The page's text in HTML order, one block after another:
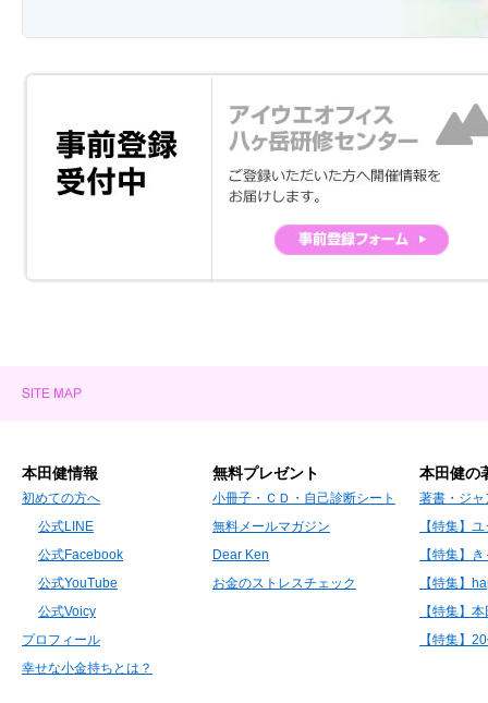
本田健情報
初めての方へ
公式LINE
公式Facebook
公式YouTube
公式Voicy
プロフィール
幸せな小金持ちとは？
無料プレゼント
小冊子・ＣＤ・自己診断シート
無料メールマガジン
Dear Ken
お金のストレスチェック
本田健の
著書・ジャ
【特集】
【特集】
【特集】
【特集】
【特集】